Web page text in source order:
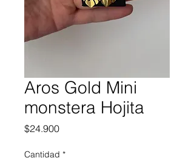
Aros Gold Mini
monstera Hojita
$24.900Precio
Cantidad *